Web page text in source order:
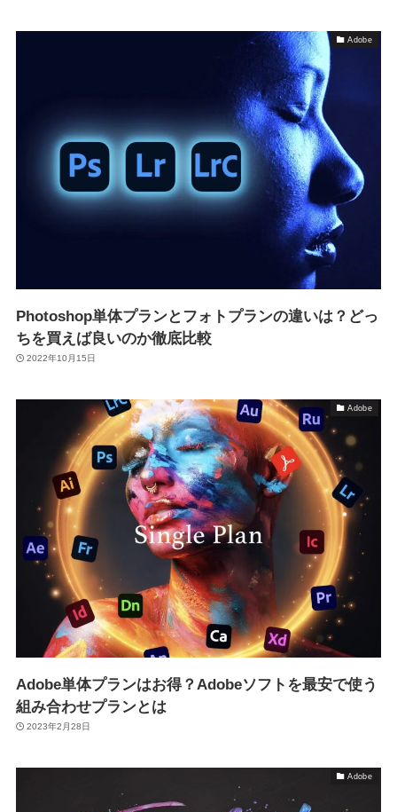
Adobe
Photoshop単体プランとフォトプランの違いは？どっ
ちを買えば良いのか徹底比較
2022年10月15日
Adobe
Adobe単体プランはお得？Adobeソフトを最安で使う
組み合わせプランとは
2023年2月28日
Adobe